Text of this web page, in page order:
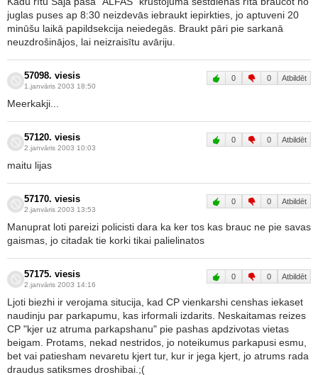
juglas puses ap 8:30 neizdevās iebraukt iepirkties, jo aptuveni 20
minūšu laikā papildsekcija neiedegās. Braukt pāri pie sarkanā
neuzdrošinājos, lai neizraisītu avāriju.
57098. viesis
1.janvāris 2003 18:50
0 0 Atbildēt
Meerkakji...
57120. viesis
2.janvāris 2003 10:03
0 0 Atbildēt
maitu lijas
57170. viesis
2.janvāris 2003 13:53
0 0 Atbildēt
Manuprat loti pareizi policisti dara ka ker tos kas brauc ne pie savas
gaismas, jo citadak tie korki tikai palielinatos
57175. viesis
2.janvāris 2003 14:16
0 0 Atbildēt
Ljoti biezhi ir verojama situcija, kad CP vienkarshi censhas iekaset
naudinju par parkapumu, kas irformali izdarits. Neskaitamas reizes
CP "kjer uz atruma parkapshanu" pie pashas apdzivotas vietas
beigam. Protams, nekad nestridos, jo noteikumus parkapusi esmu,
bet vai patiesham nevaretu kjert tur, kur ir jega kjert, jo atrums rada
draudus satiksmes droshibai.;(